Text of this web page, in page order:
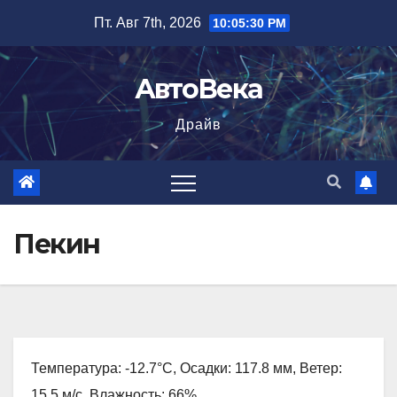
содержимому
Пт. Авг 7th, 2026 10:05:31 PM
АвтоВека
Драйв
Пекин
Температура: -12.7°C, Осадки: 117.8 мм, Ветер: